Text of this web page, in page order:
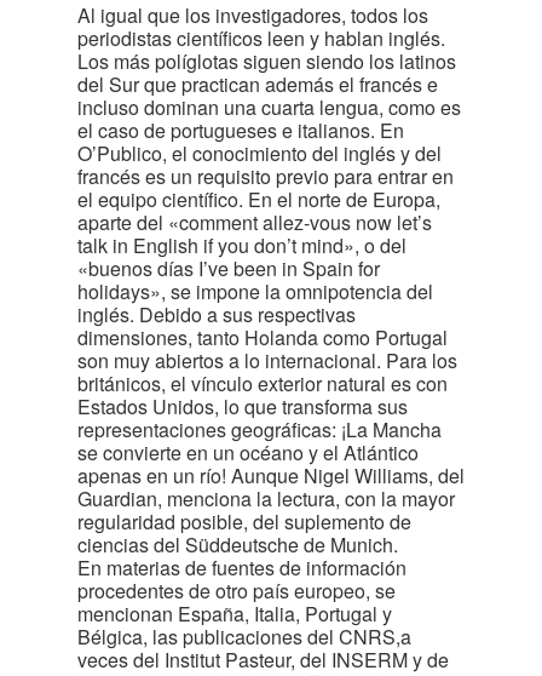
Al igual que los investigadores, todos los
periodistas científicos leen y hablan inglés.
Los más políglotas siguen siendo los latinos
del Sur que practican además el francés e
incluso dominan una cuarta lengua, como es
el caso de portugueses e italianos. En
O’Publico, el conocimiento del inglés y del
francés es un requisito previo para entrar en
el equipo científico. En el norte de Europa,
aparte del «comment allez-vous now let’s
talk in English if you don’t mind», o del
«buenos días I’ve been in Spain for
holidays», se impone la omnipotencia del
inglés. Debido a sus respectivas
dimensiones, tanto Holanda como Portugal
son muy abiertos a lo internacional. Para los
británicos, el vínculo exterior natural es con
Estados Unidos, lo que transforma sus
representaciones geográficas: ¡La Mancha
se convierte en un océano y el Atlántico
apenas en un río! Aunque Nigel Williams, del
Guardian, menciona la lectura, con la mayor
regularidad posible, del suplemento de
ciencias del Süddeutsche de Munich.
En materias de fuentes de información
procedentes de otro país europeo, se
mencionan España, Italia, Portugal y
Bélgica, las publicaciones del CNRS,a
veces del Institut Pasteur, del INSERM y de